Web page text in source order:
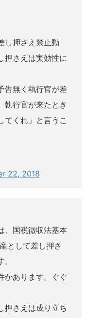
し押さえ禁止動
押さえは実効性に
告無く執行官が差
執行官が来たとき
てくれ」と言うこ
22, 2018
、国税徴収法基本
として差し押さ
かあります。ぐぐ
押さえは成り立ち